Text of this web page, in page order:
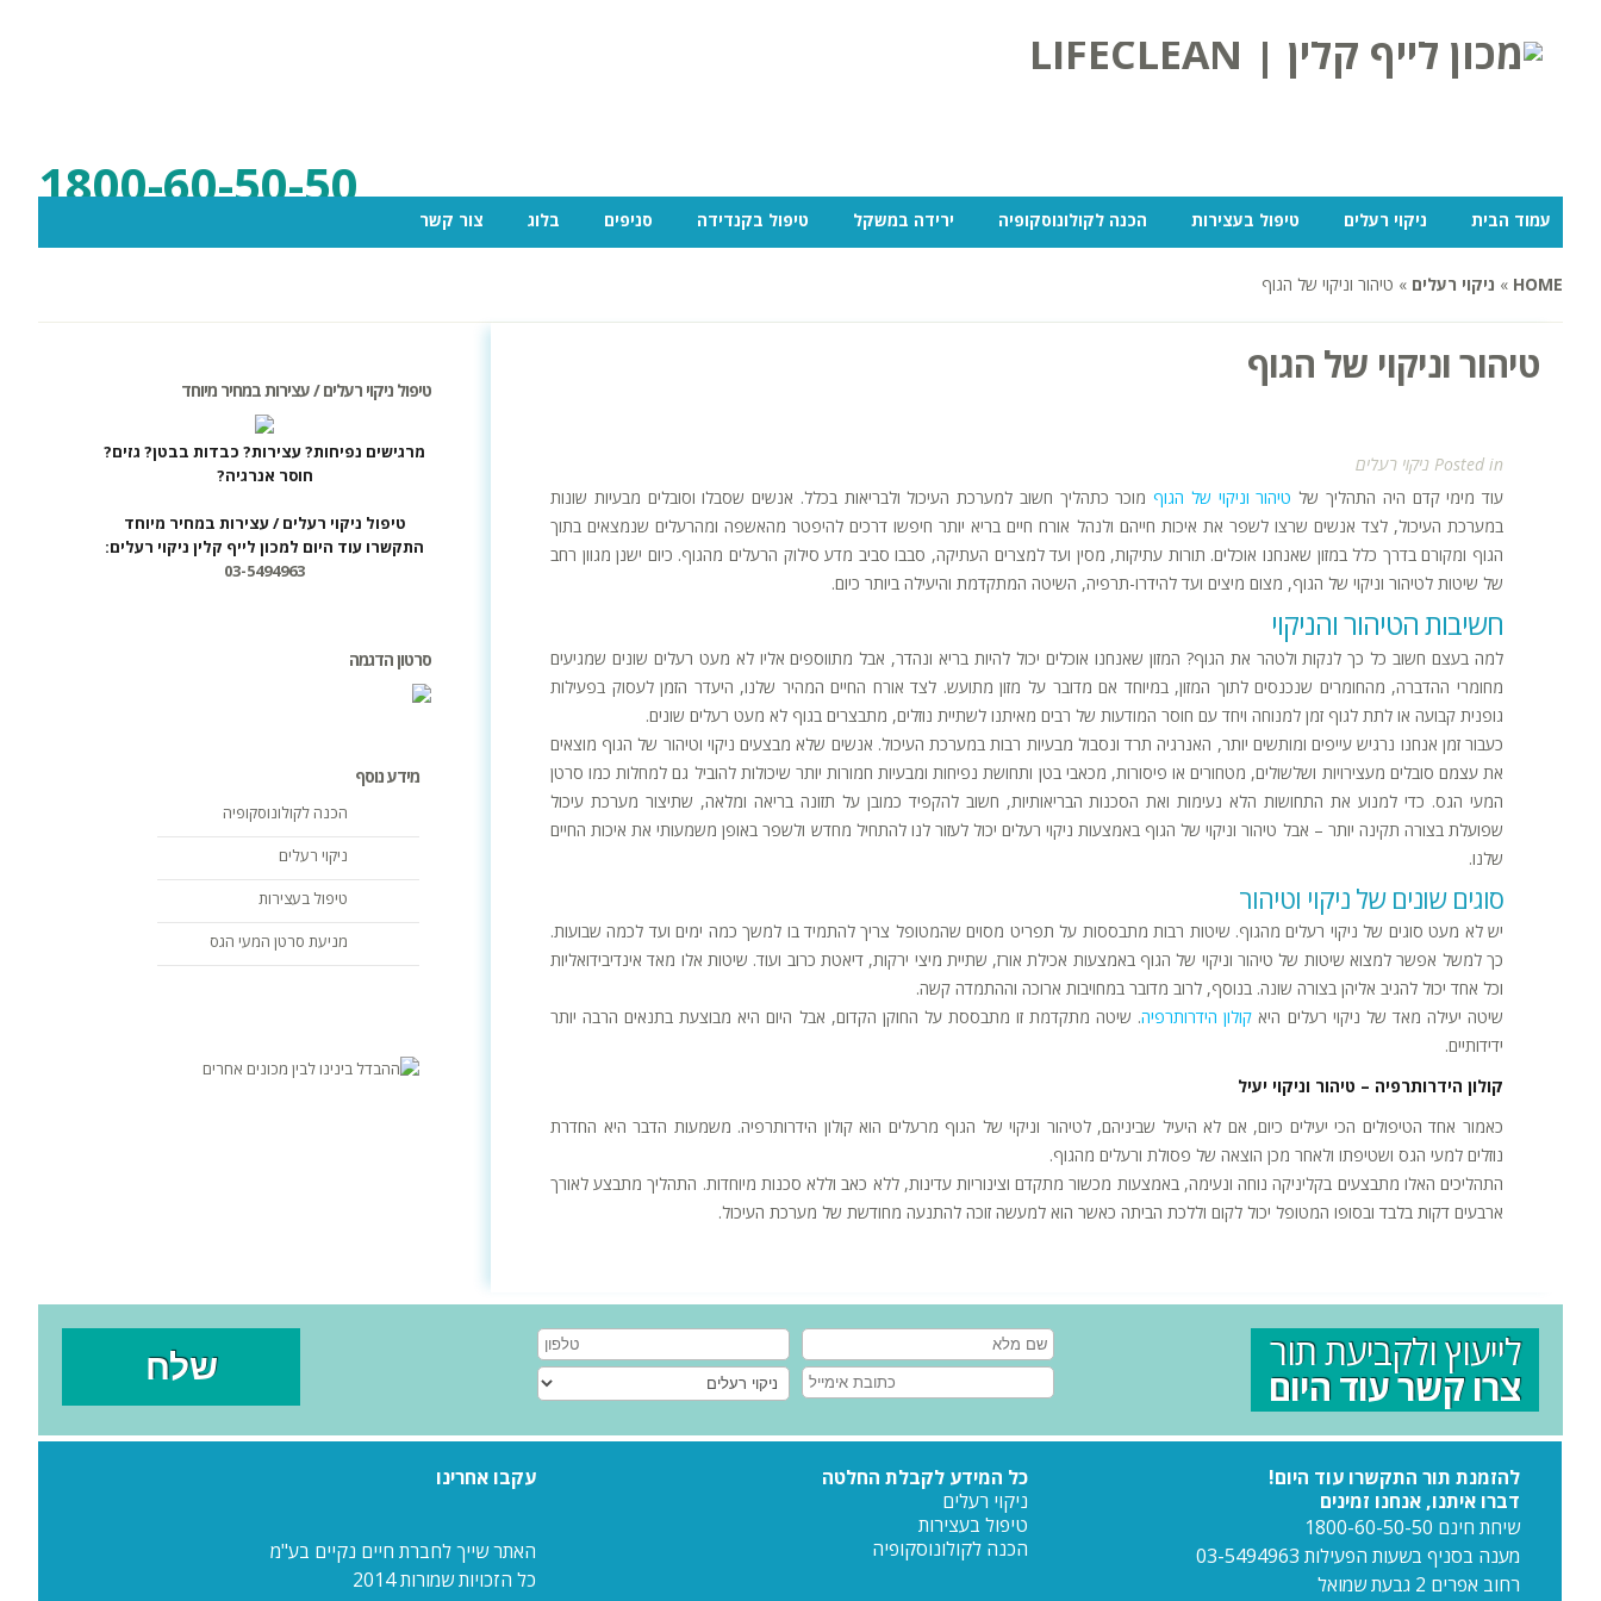
1800-60-50-50
עמוד הבית ניקוי רעלים טיפול בעצירות הכנה לקולונוסקופיה ירידה במשקל טיפול בקנדידה סניפים בלוג צור קשר
HOME
» ניקוי רעלים » טיהור וניקוי של הגוף
טיהור וניקוי של הגוף
Posted in ניקוי רעלים
עוד מימי קדם היה התהליך של טיהור וניקוי של הגוףמוכר כתהליך חשוב למערכת העיכול ולבריאות בכלל. אנשים שסבלו וסובלים מבעיות שונות
במערכת העיכול, לצד אנשים שרצו לשפר את איכות חייהם ולנהל אורח חיים בריא יותר חיפשו דרכים להיפטר מהאשפה ומהרעלים שנמצאים בתוך
הגוף ומקורם בדרך כלל במזון שאנחנו אוכלים. תורות עתיקות, מסין ועד למצרים העתיקה, סבבו סביב מדע סילוק הרעלים מהגוף. כיום ישנן מגוון רחב
של שיטות לטיהור וניקוי של הגוף, מצום מיצים ועד להידרו-תרפיה, השיטה המתקדמת והיעילה ביותר כיום.
חשיבות הטיהור והניקוי
למה בעצם חשוב כל כך לנקות ולטהר את הגוף? המזון שאנחנו אוכלים יכול להיות בריא ונהדר, אבל מתווספים אליו לא מעט רעלים שונים שמגיעים
מחומרי ההדברה, מהחומרים שנכנסים לתוך המזון, במיוחד אם מדובר על מזון מתועש. לצד אורח החיים המהיר שלנו, היעדר הזמן לעסוק בפעילות
גופנית קבועה או לתת לגוף זמן למנוחה ויחד עם חוסר המודעות של רבים מאיתנו לשתיית נוזלים, מתבצרים בגוף לא מעט רעלים שונים.
כעבור זמן אנחנו נרגיש עייפים ומותשים יותר, האנרגיה תרד ונסבול מבעיות רבות במערכת העיכול. אנשים שלא מבצעים ניקוי וטיהור של הגוף מוצאים
את עצמם סובלים מעצירויות ושלשולים, מטחורים או פיסורות, מכאבי בטן ותחושת נפיחות ומבעיות חמורות יותר שיכולות להוביל גם למחלות כמו סרטן
המעי הגס. כדי למנוע את התחושות הלא נעימות ואת הסכנות הבריאותיות, חשוב להקפיד כמובן על תזונה בריאה ומלאה, שתיצור מערכת עיכול
שפועלת בצורה תקינה יותר – אבל טיהור וניקוי של הגוף באמצעות ניקוי רעלים יכול לעזור לנו להתחיל מחדש ולשפר באופן משמעותי את איכות החיים
שלנו.
סוגים שונים של ניקוי וטיהור
יש לא מעט סוגים של ניקוי רעלים מהגוף. שיטות רבות מתבססות על תפריט מסוים שהמטופל צריך להתמיד בו למשך כמה ימים ועד לכמה שבועות.
כך למשל אפשר למצוא שיטות של טיהור וניקוי של הגוף באמצעות אכילת אורז, שתיית מיצי ירקות, דיאטת כרוב ועוד. שיטות אלו מאד אינדיבידואליות
וכל אחד יכול להגיב אליהן בצורה שונה. בנוסף, לרוב מדובר במחויבות ארוכה וההתמדה קשה.
שיטה יעילה מאד של ניקוי רעלים היא קולון הידרותרפיה. שיטה מתקדמת זו מתבססת על החוקן הקדום, אבל היום היא מבוצעת בתנאים הרבה יותר
ידידותיים.
קולון הידרותרפיה – טיהור וניקוי יעיל
כאמור אחד הטיפולים הכי יעילים כיום, אם לא היעיל שביניהם, לטיהור וניקוי של הגוף מרעלים הוא קולון הידרותרפיה. משמעות הדבר היא החדרת
נוזלים למעי הגס ושטיפתו ולאחר מכן הוצאה של פסולת ורעלים מהגוף.
התהליכים האלו מתבצעים בקליניקה נוחה ונעימה, באמצעות מכשור מתקדם וצינוריות עדינות, ללא כאב וללא סכנות מיוחדות. התהליך מתבצע לאורך
ארבעים דקות בלבד ובסופו המטופל יכול לקום וללכת הביתה כאשר הוא למעשה זוכה להתנעה מחודשת של מערכת העיכול.
טיפול ניקוי רעלים / עצירות במחיר מיוחד
מרגישים נפיחות? עצירות? כבדות בבטן? גזים?
חוסר אנרגיה?
טיפול ניקוי רעלים / עצירות במחיר מיוחד
התקשרו עוד היום למכון לייף קלין ניקוי רעלים:
03-5494963
סרטון הדגמה
מידע נוסף
הכנה לקולונוסקופיה
ניקוי רעלים
טיפול בעצירות
מניעת סרטן המעי הגס
לייעוץ ולקביעת תור
צרו קשר עוד היום
להזמנת תור התקשרו עוד היום!
דברו איתנו, אנחנו זמינים
שיחת חינם 1800-60-50-50
מענה בסניף בשעות הפעילות 03-5494963
רחוב אפרים 2 גבעת שמואל
כל המידע לקבלת החלטה
ניקוי רעלים
טיפול בעצירות
הכנה לקולונוסקופיה
עקבו אחרינו
האתר שייך לחברת חיים נקיים בע"מ
כל הזכויות שמורות 2014